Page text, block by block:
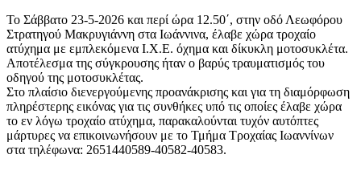
Το Σάββατο 23-5-2026 και περί ώρα 12.50΄, στην οδό Λεωφόρου
Στρατηγού Μακρυγιάννη στα Ιωάννινα, έλαβε χώρα τροχαίο
ατύχημα με εμπλεκόμενα Ι.Χ.Ε. όχημα και δίκυκλη μοτοσυκλέτα.
Αποτέλεσμα της σύγκρουσης ήταν ο βαρύς τραυματισμός του
οδηγού της μοτοσυκλέτας.
Στο πλαίσιο διενεργούμενης προανάκρισης και για τη διαμόρφωση
πληρέστερης εικόνας για τις συνθήκες υπό τις οποίες έλαβε χώρα
το εν λόγω τροχαίο ατύχημα, παρακαλούνται τυχόν αυτόπτες
μάρτυρες να επικοινωνήσουν με το Τμήμα Τροχαίας Ιωαννίνων
στα τηλέφωνα: 2651440589-40582-40583.